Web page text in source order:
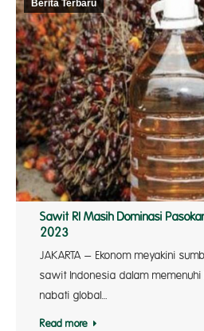
Berita Terbaru
Sawit RI Masih Dominasi
2023
JAKARTA – Ekonom meyakini
sawit Indonesia dalam memenuhi
nabati global…
Read more